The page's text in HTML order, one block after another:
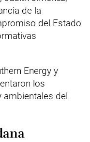
de la
del Estado
Energy y
los
ambientales del